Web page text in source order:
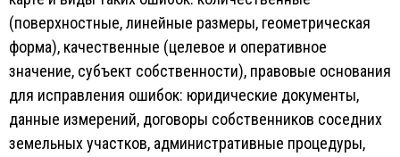
(поверхностные, линейные размеры, геометрическая
форма), качественные (целевое и оперативное
значение, субъект собственности), правовые основания
для исправления ошибок: юридические документы,
данные измерений, договоры собственников соседних
земельных участков, административные процедуры,